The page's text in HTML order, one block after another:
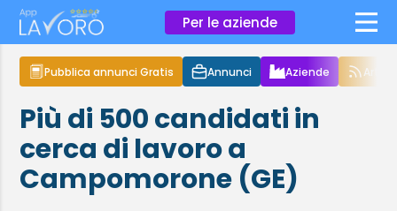
Per le aziende ×
Pubblica annunci Gratis Annunci Aziende
Più di 500candidati in
cerca di lavoroa
Campomorone (GE)